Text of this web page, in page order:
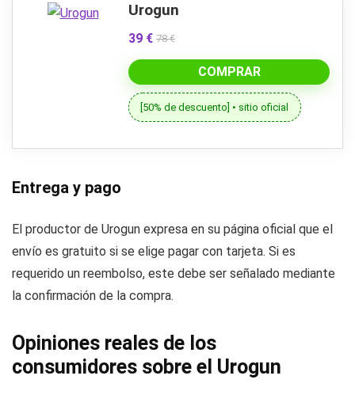
Urogun
39 € 78 €
COMPRAR
[50% de descuento] • sitio oficial
Entrega y pago
El productor de Urogun expresa en su página oficial que el
envío es gratuito si se elige pagar con tarjeta. Si es
requerido un reembolso, este debe ser señalado mediante
la confirmación de la compra.
Opiniones reales de los
consumidores sobre el Urogun